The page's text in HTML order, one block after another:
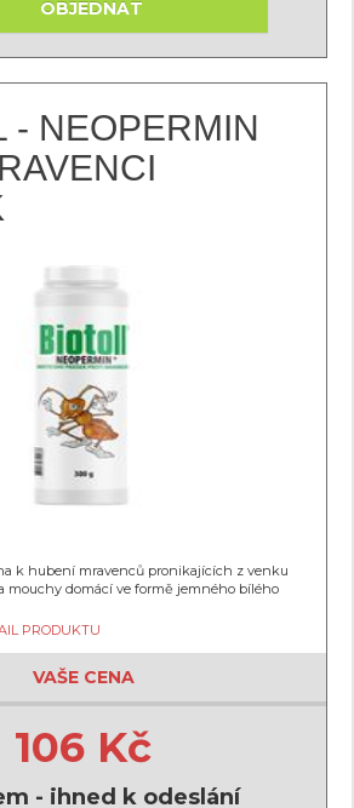
OBJEDNAT
- NEOPERMIN
k hubení mravenců pronikajících z venku
mouchy domácí ve formě jemného bílého
PRODUKTU
VAŠE CENA
106 Kč
- ihned k odeslání